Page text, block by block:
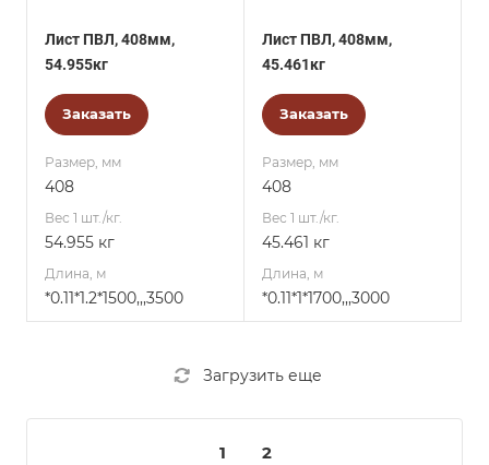
Лист ПВЛ, 408мм,
54.955кг
Заказать
Размер, мм
408
Вес 1 шт./кг.
54.955 кг
Длина, м
*0.11*1.2*1500,,,3500
Лист ПВЛ, 408мм,
45.461кг
Заказать
Размер, мм
408
Вес 1 шт./кг.
45.461 кг
Длина, м
*0.11*1*1700,,,3000
Загрузить еще
1 2